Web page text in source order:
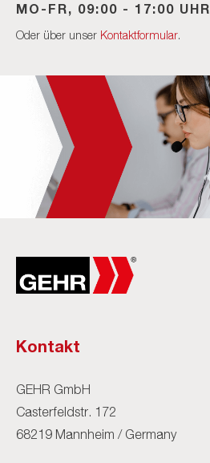
MO-FR, 09:00 - 17:00 UHR
Oder über unser Kontaktformular.
Kontakt
GEHR GmbH
Casterfeldstr. 172
68219 Mannheim / Germany